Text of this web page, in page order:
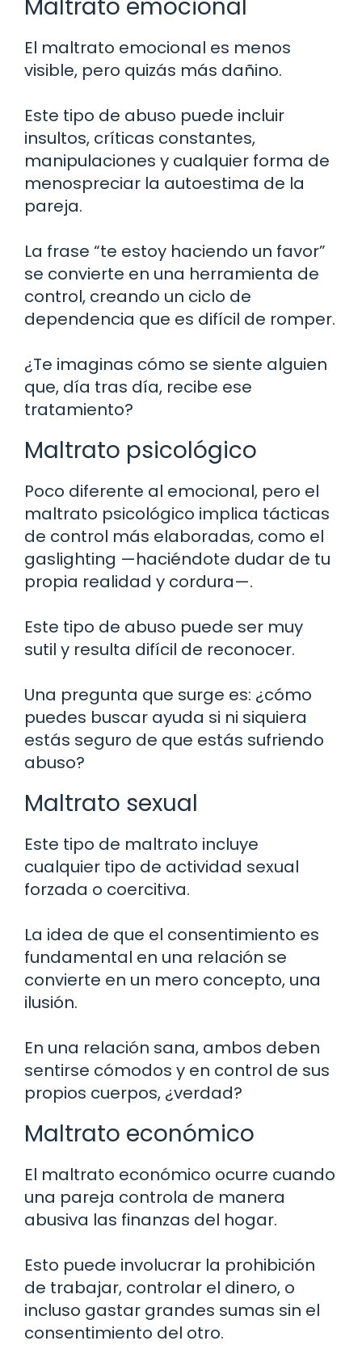
Maltrato emocional
El maltrato emocional es menos
visible, pero quizás más dañino.
Este tipo de abuso puede incluir
insultos, críticas constantes,
manipulaciones y cualquier forma de
menospreciar la autoestima de la
pareja.
La frase “te estoy haciendo un favor”
se convierte en una herramienta de
control, creando un ciclo de
dependencia que es difícil de romper.
¿Te imaginas cómo se siente alguien
que, día tras día, recibe ese
tratamiento?
Maltrato psicológico
Poco diferente al emocional, pero el
maltrato psicológico implica tácticas
de control más elaboradas, como el
gaslighting —haciéndote dudar de tu
propia realidad y cordura—.
Este tipo de abuso puede ser muy
sutil y resulta difícil de reconocer.
Una pregunta que surge es: ¿cómo
puedes buscar ayuda si ni siquiera
estás seguro de que estás sufriendo
abuso?
Maltrato sexual
Este tipo de maltrato incluye
cualquier tipo de actividad sexual
forzada o coercitiva.
La idea de que el consentimiento es
fundamental en una relación se
convierte en un mero concepto, una
ilusión.
En una relación sana, ambos deben
sentirse cómodos y en control de sus
propios cuerpos, ¿verdad?
Maltrato económico
El maltrato económico ocurre cuando
una pareja controla de manera
abusiva las finanzas del hogar.
Esto puede involucrar la prohibición
de trabajar, controlar el dinero, o
incluso gastar grandes sumas sin el
consentimiento del otro.